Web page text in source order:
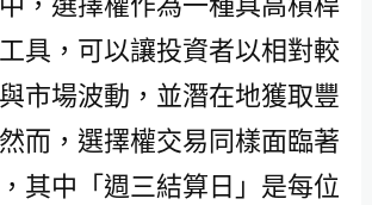
具，可以讓投資者以相對較
市場波動，並潛在地獲取豐
而，選擇權交易同樣面臨著
其中「週三結算日」是每位